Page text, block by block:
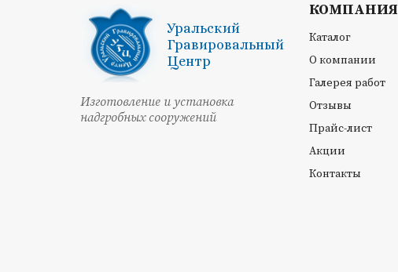
Уральский
Гравировальный
Центр
Изготовление и установка
надгробных сооружений
КОМПАНИЯ
Каталог
О компании
Галерея работ
Отзывы
Прайс-лист
Акции
Контакты